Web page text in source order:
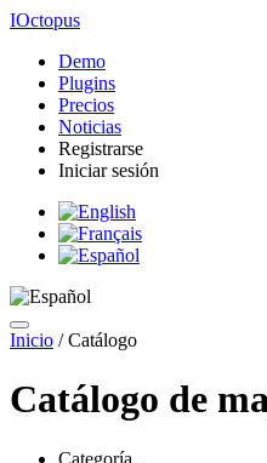
IOctopus
Demo
Plugins
Precios
Noticias
Registrarse
Iniciar sesión
Inicio /Catálogo
Catálogo de
Categoría...